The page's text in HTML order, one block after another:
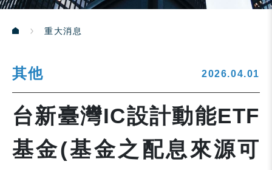
重大消息
其他 2026.04.01
台新臺灣IC設計動能ETF
基金(基金之配息來源可